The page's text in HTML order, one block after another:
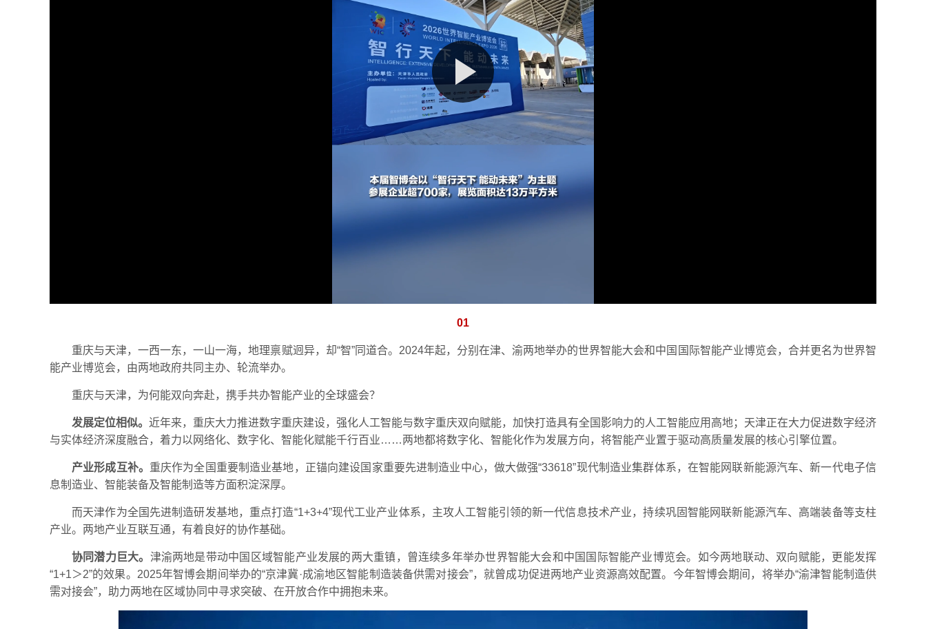
01
重庆与天津，一西一东，一山一海，地理禀赋迥异，却“智”同道合。2024年起，分别在津、渝两地举办的世界智能大会和中国国际智能产业博览会，合并更名为世界智
能产业博览会，由两地政府共同主办、轮流举办。
重庆与天津，为何能双向奔赴，携手共办智能产业的全球盛会？
发展定位相似。 近年来，重庆大力推进数字重庆建设，强化人工智能与数字重庆双向赋能，加快打造具有全国影响力的人工智能应用高地；天津正在大力促进数字经济
与实体经济深度融合，着力以网络化、数字化、智能化赋能千行百业……两地都将数字化、智能化作为发展方向，将智能产业置于驱动高质量发展的核心引擎位置。
产业形成互补。 重庆作为全国重要制造业基地，正锚向建设国家重要先进制造业中心，做大做强“33618”现代制造业集群体系，在智能网联新能源汽车、新一代电子信
息制造业、智能装备及智能制造等方面积淀深厚。
而天津作为全国先进制造研发基地，重点打造“1+3+4”现代工业产业体系，主攻人工智能引领的新一代信息技术产业，持续巩固智能网联新能源汽车、高端装备等支柱
产业。两地产业互联互通，有着良好的协作基础。
协同潜力巨大。 津渝两地是带动中国区域智能产业发展的两大重镇，曾连续多年举办世界智能大会和中国国际智能产业博览会。如今两地联动、双向赋能，更能发挥
“1+1＞2”的效果。2025年智博会期间举办的“京津冀·成渝地区智能制造装备供需对接会”，就曾成功促进两地产业资源高效配置。今年智博会期间，将举办“渝津智能制造供
需对接会”，助力两地在区域协同中寻求突破、在开放合作中拥抱未来。